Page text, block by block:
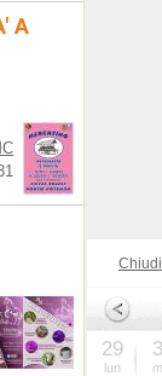
A
29
lun